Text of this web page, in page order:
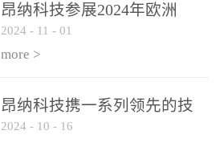
昂纳科技参展2024年欧洲
ECOC展会
2024 - 11 - 01
more >
昂纳科技携一系列领先的技
术平台和优秀产品参展2024
2024 - 10 - 16